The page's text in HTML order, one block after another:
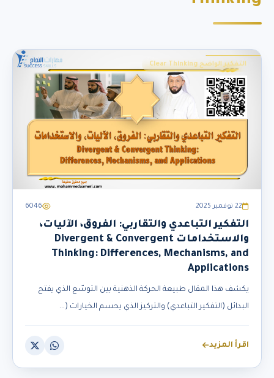
التفكير الواضح Clear Thinking
22 نوفمبر 2025 6046
التفكير التباعدي والتقاربي: الفروق، الآليات،
والاستخدامات Divergent & Convergent
Thinking: Differences, Mechanisms, and
Applications
يكشف هذا المقال طبيعة الحركة الذهنية بين التوسّع الذي يفتح
البدائل (التفكير التباعدي) والتركيز الذي يحسم الخيارات (...
اقرأ المزيد